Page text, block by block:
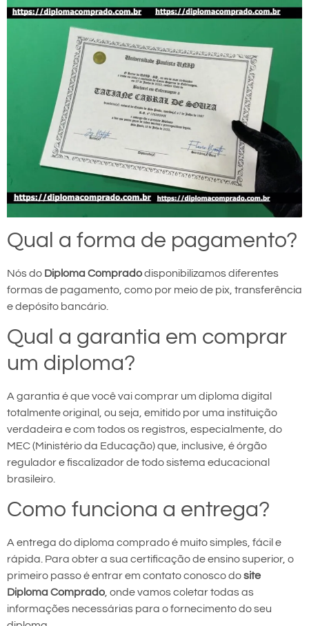
Qual a forma de pagamento?
Nós do Diploma Compradodisponibilizamos diferentes
formas de pagamento, como por meio de pix, transferência
e depósito bancário.
Qual a garantia em comprar
um diploma?
A garantia é que você vai comprar um diploma digital
totalmente original, ou seja, emitido por uma instituição
verdadeira e com todos os registros, especialmente, do
MEC (Ministério da Educação) que, inclusive, é órgão
regulador e fiscalizador de todo sistema educacional
brasileiro.
Como funciona a entrega?
A entrega do diploma comprado é muito simples, fácil e
rápida. Para obter a sua certificação de ensino superior, o
primeiro passo é entrar em contato conosco dosite
Diploma Comprado, onde vamos coletar todas as
informações necessárias para o fornecimento do seu